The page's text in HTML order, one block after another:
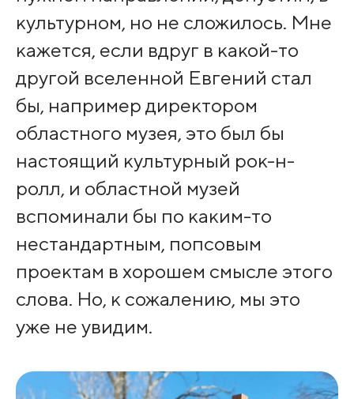
культурном, но не сложилось. Мне
кажется, если вдруг в какой-то
другой вселенной Евгений стал
бы, например директором
областного музея, это был бы
настоящий культурный рок-н-
ролл, и областной музей
вспоминали бы по каким-то
нестандартным, попсовым
проектам в хорошем смысле этого
слова. Но, к сожалению, мы это
уже не увидим.